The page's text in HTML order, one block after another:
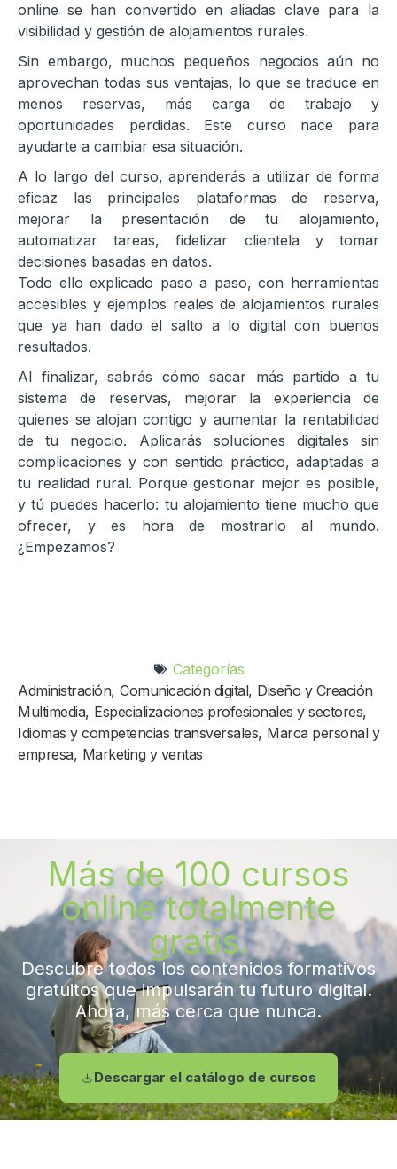
online se han convertido en aliadas clave para la
visibilidad y gestión de alojamientos rurales.
Sin embargo, muchos pequeños negocios aún no
aprovechan todas sus ventajas, lo que se traduce en
menos reservas, más carga de trabajo y
oportunidades perdidas. Este curso nace para
ayudarte a cambiar esa situación.
A lo largo del curso, aprenderás a utilizar de forma
eficaz las principales plataformas de reserva,
mejorar la presentación de tu alojamiento,
automatizar tareas, fidelizar clientela y tomar
decisiones basadas en datos.
Todo ello explicado paso a paso, con herramientas
accesibles y ejemplos reales de alojamientos rurales
que ya han dado el salto a lo digital con buenos
resultados.
Al finalizar, sabrás cómo sacar más partido a tu
sistema de reservas, mejorar la experiencia de
quienes se alojan contigo y aumentar la rentabilidad
de tu negocio. Aplicarás soluciones digitales sin
complicaciones y con sentido práctico, adaptadas a
tu realidad rural. Porque gestionar mejor es posible,
y tú puedes hacerlo: tu alojamiento tiene mucho que
ofrecer, y es hora de mostrarlo al mundo.
¿Empezamos?
Categorías
Administración, Comunicación digital, Diseño y Creación
Multimedia, Especializaciones profesionales y sectores,
Idiomas y competencias transversales, Marca personal y
empresa, Marketing y ventas
Más de 100 cursos
online totalmente
gratis.
Descubre todos los contenidos formativos
gratuitos que impulsarán tu futuro digital.
Ahora, más cerca que nunca.
Descargar el catálogo de cursos